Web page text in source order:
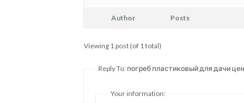
Author Posts
Viewing 1 post (of 1 total)
Reply To: погреб пластиковый для дачи
Your information: